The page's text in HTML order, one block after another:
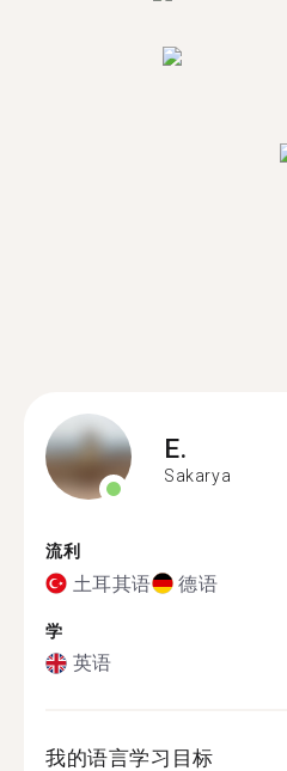
E.
Sakarya
流利
土耳其语 德语
学
英语
我的语言学习目标